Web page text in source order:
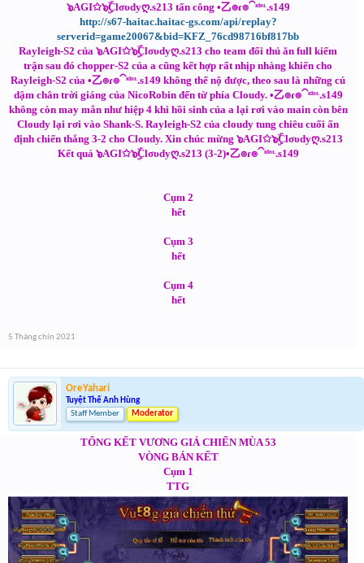
๖AGI✩๖ۣۜClσυdyღ.s213 tấn công •乙๏ɾ๏⁀ᶦᵈᵒᶫ.s149
http://s67-haitac.haitac-gs.com/api/replay?
serverid=game20067&bid=KFZ_76cd98716bf817bb
Rayleigh-S2 của ๖AGI✩๖ۣۜClσυdyღ.s213 cho team đối thủ ăn full kiếm
trận sau đó chopper-S2 của a cũng kết hợp rất nhịp nhàng khiến cho
Rayleigh-S2 của •乙๏ɾ๏⁀ᶦᵈᵒᶫ.s149 không thể nộ được, theo sau là những cú
dậm chân trời giáng của NicoRobin đến từ phía Cloudy. •乙๏ɾ๏⁀ᶦᵈᵒᶫ.s149
không còn may mắn như hiệp 4 khi hồi sinh của a lại rơi vào main còn bên
Cloudy lại rơi vào Shank-S. Rayleigh-S2 của cloudy tung chiêu cuối ấn
định chiến thắng 3-2 cho Cloudy. Xin chúc mừng ๖AGI✩๖ۣۜClσυdyღ.s213
Kết quả ๖AGI✩๖ۣۜClσυdyღ.s213 (3-2)•乙๏ɾ๏⁀ᶦᵈᵒᶫ.s149
Cụm 2
hết
Cụm 3
hết
Cụm 4
hết
5 Tháng chín 2021
OreYahari
Tuyệt Thế Anh Hùng
Staff Member
Moderator
TỔNG KẾT VƯƠNG GIẢ CHIẾN MÙA 53
VÒNG BÁN KẾT
Cụm 1
TTG